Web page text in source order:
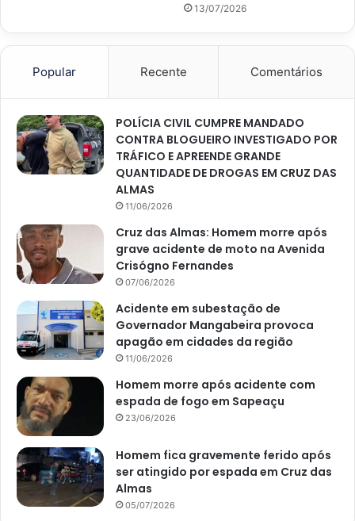
13/07/2026
Popular Recente Comentários
POLÍCIA CIVIL CUMPRE MANDADO
CONTRA BLOGUEIRO INVESTIGADO POR
TRÁFICO E APREENDE GRANDE
QUANTIDADE DE DROGAS EM CRUZ DAS
ALMAS
11/06/2026
Cruz das Almas: Homem morre após
grave acidente de moto na Avenida
Crisógno Fernandes
07/06/2026
Acidente em subestação de
Governador Mangabeira provoca
apagão em cidades da região
11/06/2026
Homem morre após acidente com
espada de fogo em Sapeaçu
23/06/2026
Homem fica gravemente ferido após
ser atingido por espada em Cruz das
Almas
05/07/2026